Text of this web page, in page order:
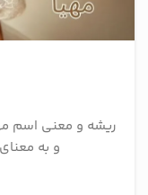
ریشه و معنی اسم
و به